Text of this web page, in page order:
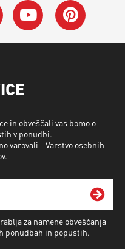
in obveščali vas bomo o
v ponudbi.
varovali - Varstvo osebnih
.
za namene obveščanja
ponudbah in popustih.